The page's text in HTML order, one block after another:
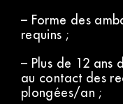
– Forme des
requins ;
– Plus de 12 ans
au contact des
plongées/an ;